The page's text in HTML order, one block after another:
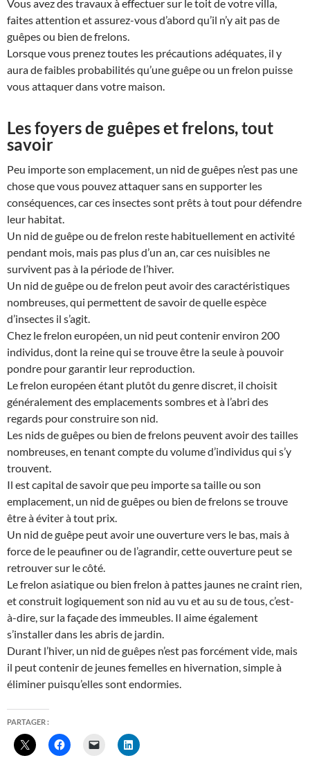
Vous avez des travaux à effectuer sur le toit de votre villa,
faites attention et assurez-vous d’abord qu’il n’y ait pas de
guêpes ou bien de frelons.
Lorsque vous prenez toutes les précautions adéquates, il y
aura de faibles probabilités qu’une guêpe ou un frelon puisse
vous attaquer dans votre maison.
Les foyers de guêpes et frelons, tout
savoir
Peu importe son emplacement, un nid de guêpes n’est pas une
chose que vous pouvez attaquer sans en supporter les
conséquences, car ces insectes sont prêts à tout pour défendre
leur habitat.
Un nid de guêpe ou de frelon reste habituellement en activité
pendant mois, mais pas plus d’un an, car ces nuisibles ne
survivent pas à la période de l’hiver.
Un nid de guêpe ou de frelon peut avoir des caractéristiques
nombreuses, qui permettent de savoir de quelle espèce
d’insectes il s’agit.
Chez le frelon européen, un nid peut contenir environ 200
individus, dont la reine qui se trouve être la seule à pouvoir
pondre pour garantir leur reproduction.
Le frelon européen étant plutôt du genre discret, il choisit
généralement des emplacements sombres et à l’abri des
regards pour construire son nid.
Les nids de guêpes ou bien de frelons peuvent avoir des tailles
nombreuses, en tenant compte du volume d’individus qui s’y
trouvent.
Il est capital de savoir que peu importe sa taille ou son
emplacement, un nid de guêpes ou bien de frelons se trouve
être à éviter à tout prix.
Un nid de guêpe peut avoir une ouverture vers le bas, mais à
force de le peaufiner ou de l’agrandir, cette ouverture peut se
retrouver sur le côté.
Le frelon asiatique ou bien frelon à pattes jaunes ne craint rien,
et construit logiquement son nid au vu et au su de tous, c’est-
à-dire, sur la façade des immeubles. Il aime également
s’installer dans les abris de jardin.
Durant l’hiver, un nid de guêpes n’est pas forcément vide, mais
il peut contenir de jeunes femelles en hivernation, simple à
éliminer puisqu’elles sont endormies.
PARTAGER :